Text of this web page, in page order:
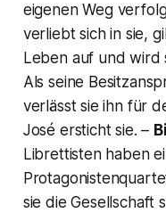
eigenen Weg
verliebt sich in sie,
Leben auf und wird
Als seine
verlässt sie ihn für
José ersticht sie. –
Librettisten haben
sie die Gesellschaft